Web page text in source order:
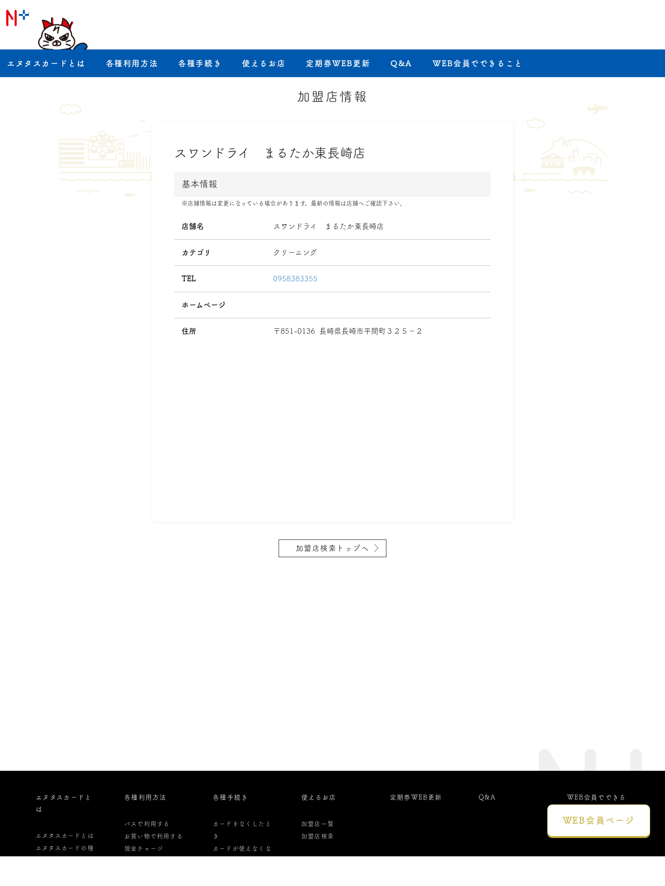
エヌタスカードとは 各種利用方法 各種手続き 使えるお店 定期券WEB更新 Q&A WEB会員でできること
WEB会員 ページ
加盟店情報
スワンドライ まるたか東長崎店
基本情報
※店舗情報は変更になっている場合があります。最新の情報は店舗へご確認下さい。
店舗名 スワンドライ まるたか東長崎店
カテゴリ クリーニング
TEL 0958383355
ホームページ
住所 〒851-0136 長崎県長崎市平間町３２５－２
加盟店検索トップへ
エヌタスカードと
は
エヌタスカードとは
エヌタスカードの種
各種利用方法
バスで利用する
お買い物で利用する
現金チャージ
各種手続き
カードをなくしたと
き
カードが使えなくな
使えるお店
加盟店一覧
加盟店検索
定期券WEB更新 Q&A
WEB会員でできる